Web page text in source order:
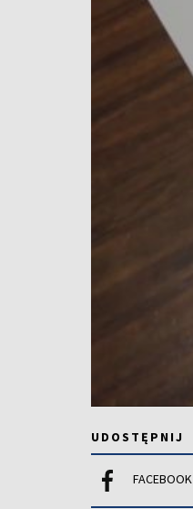
UDOSTĘPNIJ
FACEBOOK